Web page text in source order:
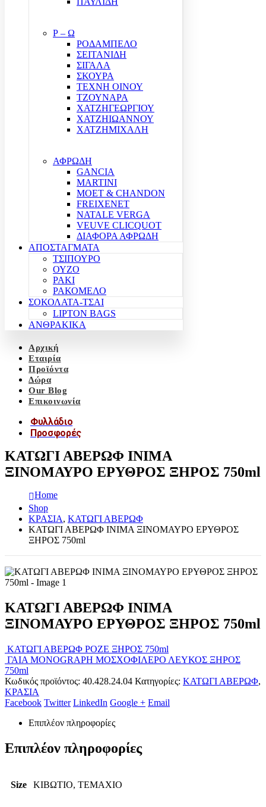
Ρ – Ω
ΡΟΔΑΜΠΕΛΟ
ΣΕΙΤΑΝΙΔΗ
ΣΙΓΑΛΑ
ΣΚΟΥΡΑ
ΤΕΧΝΗ ΟΙΝΟΥ
ΤΖΟΥΝΑΡΑ
ΧΑΤΖΗΓΕΩΡΓΙΟΥ
ΧΑΤΖΗΙΩΑΝΝΟΥ
ΧΑΤΖΗΜΙΧΑΛΗ
ΑΦΡΩΔΗ
GANCIA
MARTINI
MOET & CHANDON
FREIXENET
NATALE VERGA
VEUVE CLICQUOT
ΔΙΑΦΟΡΑ ΑΦΡΩΔΗ
ΑΠΟΣΤΑΓΜΑΤΑ
ΤΣΙΠΟΥΡΟ
ΟΥΖΟ
ΡΑΚΙ
ΡΑΚΟΜΕΛΟ
ΣΟΚΟΛΑΤΑ-ΤΣΑΙ
LIPTON BAGS
ΑΝΘΡΑΚΙΚΑ
Αρχική
Εταιρία
Προϊόντα
Δώρα
Our Blog
Επικοινωνία
Φυλλάδιο
Προσφορές
ΚΑΤΩΓΙ ΑΒΕΡΩΦ ΙΝΙΜΑ
ΞΙΝΟΜΑΥΡΟ ΕΡΥΘΡΟΣ ΞΗΡΟΣ 750ml
Home
Shop
ΚΡΑΣΙΑ, ΚΑΤΩΓΙ ΑΒΕΡΩΦ
ΚΑΤΩΓΙ ΑΒΕΡΩΦ ΙΝΙΜΑ ΞΙΝΟΜΑΥΡΟ ΕΡΥΘΡΟΣ
ΞΗΡΟΣ 750ml
ΚΑΤΩΓΙ ΑΒΕΡΩΦ ΙΝΙΜΑ
ΞΙΝΟΜΑΥΡΟ ΕΡΥΘΡΟΣ ΞΗΡΟΣ 750ml
ΚΑΤΩΓΙ ΑΒΕΡΩΦ ΡΟΖΕ ΞΗΡΟΣ 750ml
ΓΑΙΑ MONOGRAPH ΜΟΣΧΟΦΙΛΕΡΟ ΛΕΥΚΟΣ ΞΗΡΟΣ
750ml
Κωδικός προϊόντος: 40.428.24.04 Κατηγορίες: ΚΑΤΩΓΙ ΑΒΕΡΩΦ,
ΚΡΑΣΙΑ
Facebook Twitter LinkedIn Google + Email
Επιπλέον πληροφορίες
Επιπλέον πληροφορίες
Size ΚΙΒΩΤΙΟ, ΤΕΜΑΧΙΟ